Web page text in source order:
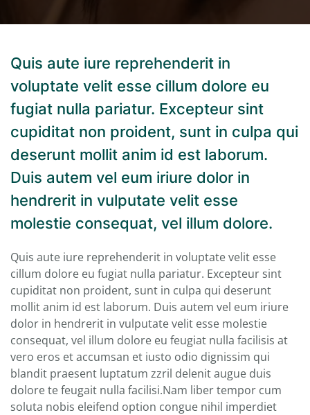
Quis aute iure reprehenderit in
voluptate velit esse cillum dolore eu
fugiat nulla pariatur. Excepteur sint
cupiditat non proident, sunt in culpa qui
deserunt mollit anim id est laborum.
Duis autem vel eum iriure dolor in
hendrerit in vulputate velit esse
molestie consequat, vel illum dolore.
Quis aute iure reprehenderit in voluptate velit esse
cillum dolore eu fugiat nulla pariatur. Excepteur sint
cupiditat non proident, sunt in culpa qui deserunt
mollit anim id est laborum. Duis autem vel eum iriure
dolor in hendrerit in vulputate velit esse molestie
consequat, vel illum dolore eu feugiat nulla facilisis at
vero eros et accumsan et iusto odio dignissim qui
blandit praesent luptatum zzril delenit augue duis
dolore te feugait nulla facilisi.Nam liber tempor cum
soluta nobis eleifend option congue nihil imperdiet